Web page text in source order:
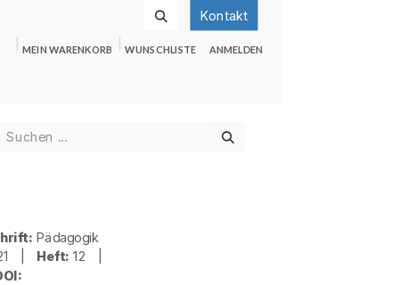
Kontakt
MEIN WARENKORB WUNSCHLISTE ANMELDEN
Pädagogik
| Heft: 12 |